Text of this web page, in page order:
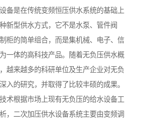
备是在传统变频恒压供水系统的基础上
新型供水方式，它不是水泵、管件阀
柜的简单组合，而是集机械、电子、信
一体的高科技产品。随着无负压供水概
越来越多的科研单位及生产企业对无负
入的研究，并取得了比较丰硕的成果。
术根据市场上现有无负压的给水设备工
，二次加压供水设备系统主要由变频调